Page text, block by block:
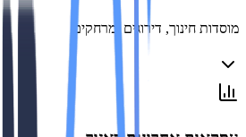
חינוך, דירוגים ומרחקים